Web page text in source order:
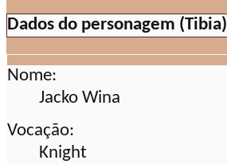
Dados do personagem (Tibia)
Nome:
Jacko Wina
Vocação:
Knight